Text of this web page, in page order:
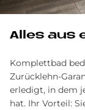
Alles aus
Komplettbad
Zurücklehn-
erledigt, in dem
hat. Ihr Vorteil: